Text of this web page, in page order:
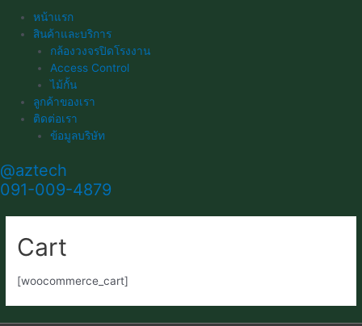
หน้าแรก
สินค้าและบริการ
กล้องวงจรปิดโรงงาน
Access Control
ไม้กั้น
ลูกค้าของเรา
ติดต่อเรา
ข้อมูลบริษัท
@aztech
091-009-4879
Cart
[woocommerce_cart]